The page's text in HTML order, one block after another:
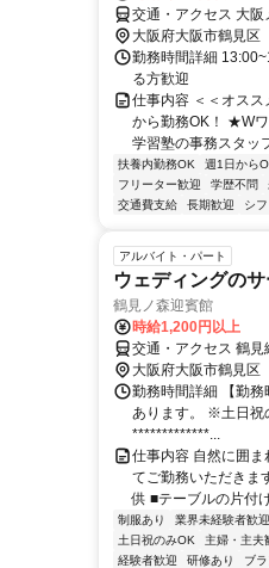
交通・アクセス 大
大阪府大阪市鶴見区
勤務時間詳細
る方歓迎
仕事内容 ＜＜オス
から勤務OK！ ★W
学習塾の事務スタッ
扶養内勤務OK 週1日から
フリーター歓迎
学歴不問
交通費支給
長期歓迎 シ
アルバイト・パート
ウェディングの
鶴見ノ森迎賓館
時給1,200円以上
交通・アクセス 鶴
大阪府大阪市鶴見区
勤務時間詳細 【勤
あります。 ※土日祝
*************...
仕事内容 自然に囲ま
てご勤務いただきま
供 ■テーブルの片付
制服あり 業界未経験者歓迎
土日祝のみOK
主婦・主夫
経験者歓迎
研修あり ブ